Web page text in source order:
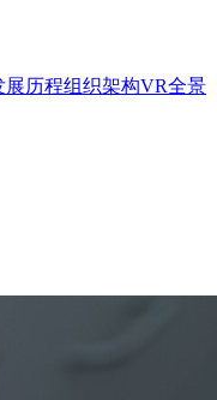
展历程组织架构VR全景